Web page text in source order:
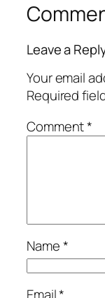
Leave a
Your email
Required
Comment*
Name*